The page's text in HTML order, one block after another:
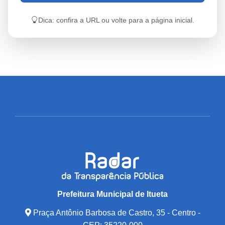
Dica: confira a URL ou volte para a página inicial.
Prefeitura Municipal de Itueta
Praça Antônio Barbosa de Castro, 35 - Centro -